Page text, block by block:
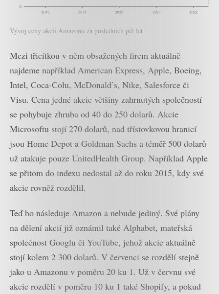
Vývoj ceny akcií Amazonu za posledních pět let
Mezi třicítkou v něm obsažených firem aktuálně
najdeme například American Express, Apple, Boeing,
Intel, Coca-Colu, McDonald’s, Nike, Salesforce či
Visu. Cena jedné akcie většiny zahrnutých společností
se pohybuje zhruba od 40 do 250 dolarů. Akcie
Microsoftu stojí 270 dolarů, nad třístovkovou hranicí
jsou Home Depot a Goldman Sachs a téměř 500 dolarů
už atakuje pouze UnitedHealth Group. Například Apple
se přitom do indexu nedostal až do roku 2015, kdy své
akcie rovněž rozdělil.
Teď ho následuje Amazon a nebude jediný. Své plány
na dělení akcií již oznámil také Alphabet, mateřská
společnost Googlu či YouTube, jehož akcie aktuálně
stojí kolem 2 300 dolarů. V červenci se rozdělí stejně
jako u Amazonu v poměru 20 ku 1. Už v červnu své
akcie rozdělí v poměru 10 ku 1 také Shopify, a pokud